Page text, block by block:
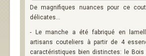
De magnifiques nuances pour ce
délicates...
- Le manche a été fabriqué en
artisans couteliers à partir de 4
caractéristiques bien distinctes: le Bois